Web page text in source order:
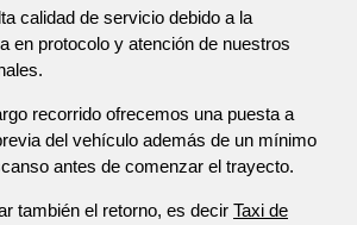
calidad de servicio debido a la
en protocolo y atención de nuestros
recorrido ofrecemos una puesta a
del vehículo además de un mínimo
antes de comenzar el trayecto.
también el retorno, es decir Taxi de